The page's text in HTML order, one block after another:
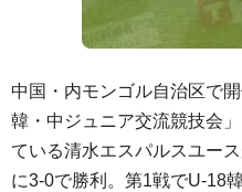
中国・内モンゴル自治区で
韓・中ジュニア交流競技会
ている清水エスパルスユー
に3-0で勝利。第1戦でU-18